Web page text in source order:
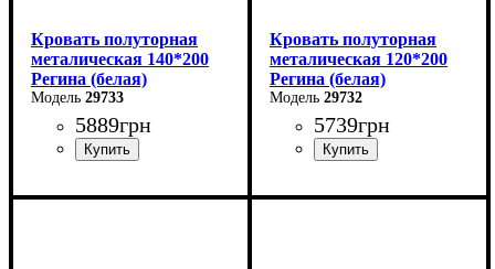
Кровать полуторная
металическая 140*200
Регина (белая)
29733
5889грн
Ширина: 140 см
Кровать полуторная
металическая 120*200
Регина (белая)
29732
5739грн
Ширина: 120 см